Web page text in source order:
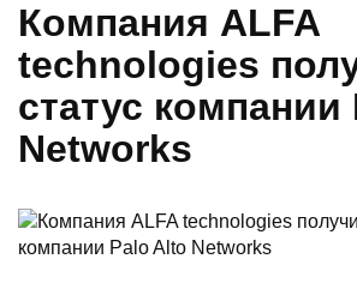
Компания ALFA
technologies
статус компании
Networks